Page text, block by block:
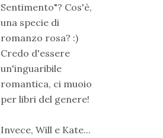
Sentimento"? Cos'è,
una specie di
romanzo rosa? :)
Credo d'essere
un'inguaribile
romantica, ci muoio
per libri del genere!
Invece, Will e Kate...